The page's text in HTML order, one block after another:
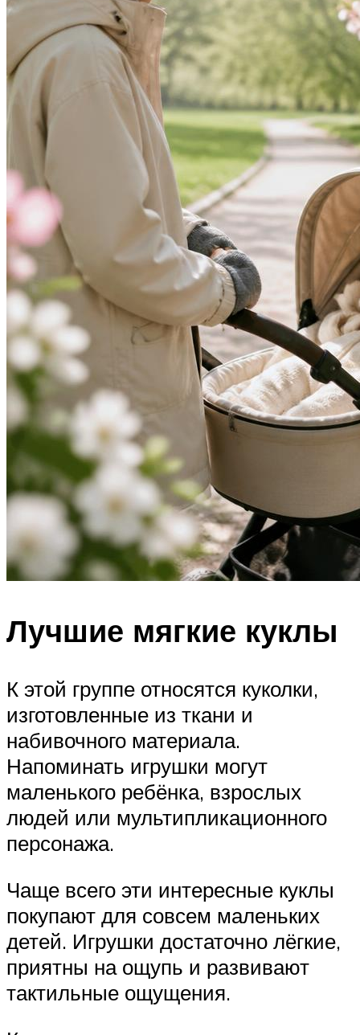
Лучшие мягкие куклы
К этой группе относятся куколки,
изготовленные из ткани и
набивочного материала.
Напоминать игрушки могут
маленького ребёнка, взрослых
людей или мультипликационного
персонажа.
Чаще всего эти интересные куклы
покупают для совсем маленьких
детей. Игрушки достаточно лёгкие,
приятны на ощупь и развивают
тактильные ощущения.